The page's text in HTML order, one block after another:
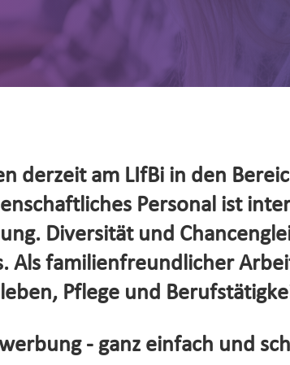
derzeit am LIfBi in den
Personal ist
Diversität und
Als familienfreundlicher
Pflege und
- ganz einfach und